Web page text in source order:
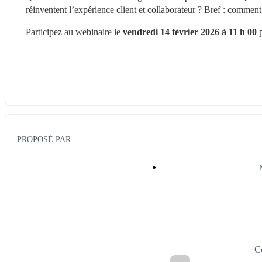
réinventent l’expérience client et collaborateur ? Bref :
Participez au webinaire le vendredi 14 février 2026 à 11 h 00
PROPOSÉ PAR